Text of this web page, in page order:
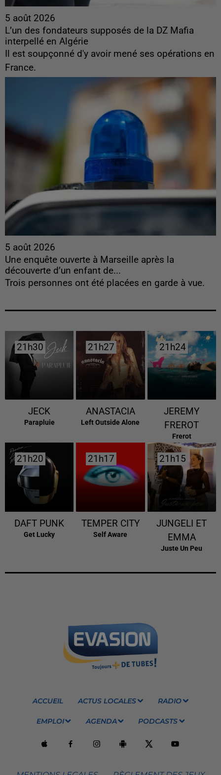
5 août 2026
L’un des fondateurs supposés de la DZ Mafia
interpellé en Algérie
Il est soupçonné d'y avoir mené ses opérations en
France.
5 août 2026
Une enquête ouverte à Marseille après la
découverte d’un enfant de...
Trois personnes ont été placées en garde à vue.
21h30
21h30
JECK
Parapluie
21h27
21h27
ANASTACIA
Left Outside Alone
21h24
21h24
JEREMY
FREROT
Frerot
21h20
21h20
DAFT PUNK
Get Lucky
21h17
21h17
TEMPER CITY
Self Aware
21h15
21h15
JUNGELI ET
EMMA
Juste Un Peu
ACCUEIL ACTUS LOCALES RADIO
EMPLOI AGENDA PODCASTS